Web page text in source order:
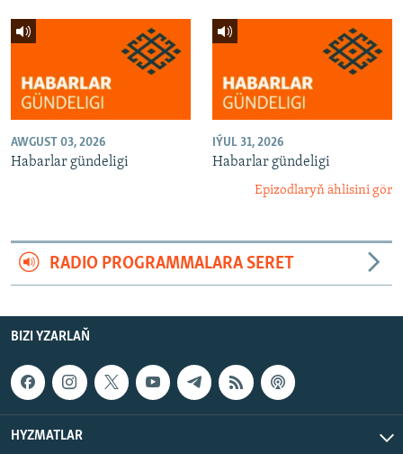
AWGUST 03, 2026
Habarlar gündeligi
IÝUL 31, 2026
Habarlar gündeligi
Epizodlaryň ählisini gör
RADIO PROGRAMMALARA SERET
BIZI YZARLAŇ
HYZMATLAR